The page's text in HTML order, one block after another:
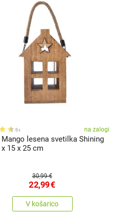
8x na zalogi
lesena svetilka Shining
x 15 x 25 cm
30,99 €
22,99€
V košarico